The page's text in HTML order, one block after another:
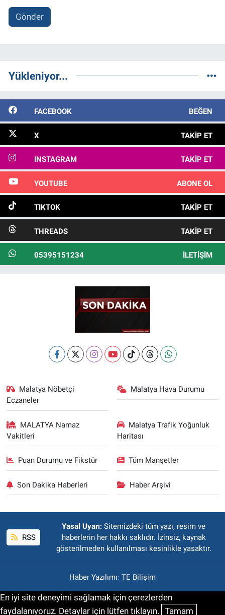
Gönder
Yükleniyor...
FACEBOOK BEĞEN
X TAKIP ET
INSTAGRAM TAKIP ET
YOUTUBE ABONE OL
TIKTOK TAKIP ET
THREADS TAKIP ET
05395151234 İLETIŞIM
Malatya Nöbetçi
Eczaneler
Malatya Hava Durumu
MALATYA Namaz
Vakitleri
Malatya Trafik Yoğunluk
Haritası
Puan Durumu ve Fikstür Tüm Manşetler
Son Dakika Haberleri Haber Arşivi
RSS
Yasal Uyarı: Sitemizdeki tüm yazı, resim ve
haberlerin her hakkı saklıdır. İzinsiz, kaynak
gösterilmeden kullanılması kesinlikle yasaktır.
Haber Yazılımı: TE Bilişim
En iyi site deneyimi sağlamak için çerezlerden
faydalanıyoruz. Detaylar için lütfen tıklayın. Tamam